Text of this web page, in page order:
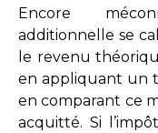
Encore
additionnelle se
le revenu
en appliquant un
en comparant ce
acquitté. Si